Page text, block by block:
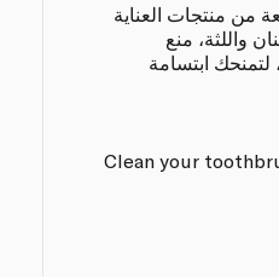
من منتجات العناية
واللثة، منع
ابتسامة
Clean your